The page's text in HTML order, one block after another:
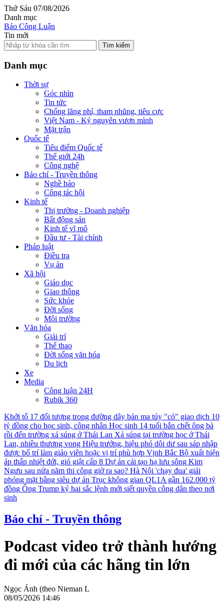
Thứ Sáu 07/08/2026
Danh mục
Báo Công Luận
Tin mới
Tìm kiếm
Danh mục
Thời sự
Góc nhìn
Tin tức
Chống lãng phí, tham nhũng, tiêu cực
Việt Nam - Kỷ nguyên vươn mình
Mặt trận
Quốc tế
Tiêu điểm Quốc tế
Thế giới 24h
Công nghệ
Báo chí - Truyền thông
Nghề báo
Công tác hội
Kinh tế
Thị trường - Doanh nghiệp
Bất động sản
Kinh tế vĩ mô
Đầu tư - Tài chính
Pháp luật
Điều tra
Vụ án
Xã hội
Giáo dục
Giao thông
Sức khỏe
Đời sống
Môi trường
Văn hóa
Giải trí
Thể thao
Đời sống văn hóa
Du lịch
Xe
Media
Công luận 24H
Rubik 360
Khởi tố 17 đối tượng trong đường dây bán ma túy "cỏ" giao dịch 10
tỷ đồng cho học sinh, công nhân Học sinh 14 tuổi bắn chết ông bà
rồi đến trường xả súng ở Thái Lan Xả súng tại trường học ở Thái
Lan, nhiều thương vong Hiệu trưởng, hiệu phó dôi dư sau sáp nhập
được bố trí làm giáo viên hoặc vị trí phù hợp Vịnh Bắc Bộ xuất hiện
áp thấp nhiệt đới, gió giật cấp 8 Dự án cải tạo hạ lưu sông Kim
Ngưu sau nửa năm thi công giờ ra sao? Hà Nội 'chạy đua' giải
phóng mặt bằng siêu dự án Trục không gian QL1A gần 162.000 tỷ
đồng Ông Trump ký hai sắc lệnh mới siết quyền công dân theo nơi
sinh
Báo chí - Truyền thông
Podcast video trở thành hướng
đi mới của các hãng tin lớn
Ngọc Ánh (theo Nieman L
08/05/2026 14:46